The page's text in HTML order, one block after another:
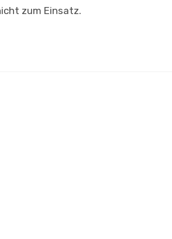
zum Einsatz.